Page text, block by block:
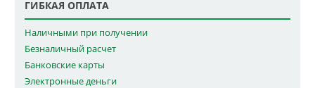
ГИБКАЯ ОПЛАТА
Наличными при получении
Безналичный расчет
Банковские карты
Электронные деньги